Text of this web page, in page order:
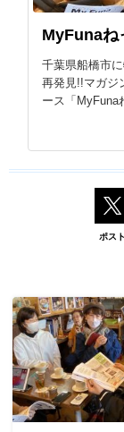
MyFunaね
千葉県船橋市
再発見!!マガジ
ース「MyFuna
ポスト